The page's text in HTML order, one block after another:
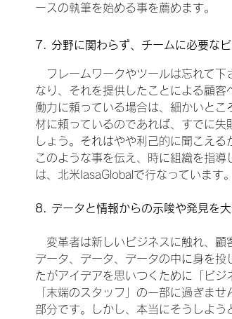
ースの執筆を始める事を薦めます。
7. 分野に関わらず、チームに必要な
フレームワークやツールは忘れて下
なり、それを提供したことによる顧
働力に頼っている場合は、細かいと
材に頼っているのであれば、すでに
しょう。それはやや利己的に聞こえ
このような事を伝え、時に組織を指
は、北米IasaGlobalで行なっています
8. データと情報からの示唆や発見を
変革者は新しいビジネスに触れ、顧
データ、データ、データの中に身を
たがアイデアを思いつくために「ビジ
「末端のスタッフ」の一部に過ぎま
部分です。しかし、本当にそうしよ